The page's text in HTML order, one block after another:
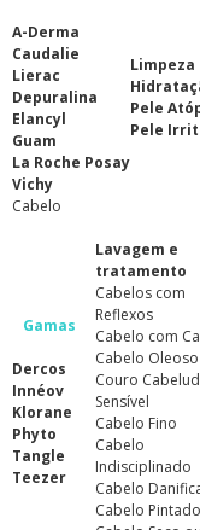
A-Derma
Caudalie
Lierac
Depuralina
Elancyl
Guam
La Roche Posay
Vichy
Limpeza
Pele
Pele
Cabelo
Gamas
Dercos
Innéov
Klorane
Phyto
Tangle
Teezer
Lavagem e
tratamento
Cabelos com
Reflexos
Cabelo com
Cabelo Oleoso
Couro
Sensível
Cabelo Fino
Cabelo
Indisciplinado
Cabelo
Cabelo Pintado